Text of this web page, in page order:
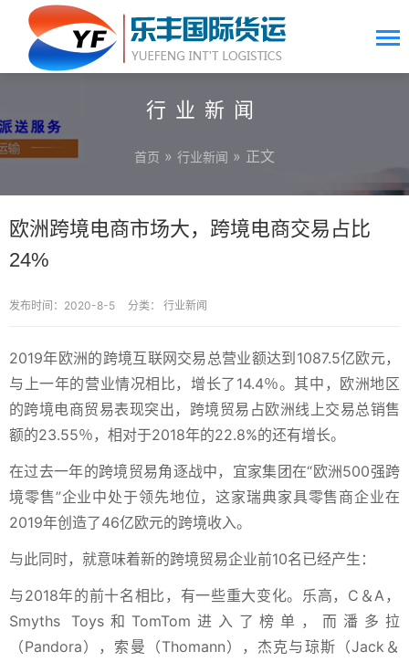
行业新闻
首页 » 行业新闻 » 正文
欧洲跨境电商市场大，跨境电商交易占比
24%
发布时间：2020-8-5 分类： 行业新闻
2019年欧洲的跨境互联网交易总营业额达到1087.5亿欧元，
与上一年的营业情况相比，增长了14.4％。其中，欧洲地区
的跨境电商贸易表现突出，跨境贸易占欧洲线上交易总销售
额的23.55％，相对于2018年的22.8%的还有增长。
在过去一年的跨境贸易角逐战中，宜家集团在“欧洲500强跨
境零售”企业中处于领先地位，这家瑞典家具零售商企业在
2019年创造了46亿欧元的跨境收入。
与此同时，就意味着新的跨境贸易企业前10名已经产生：
与2018年的前十名相比，有一些重大变化。乐高，C＆A，
Smyths Toys和TomTom进入了榜单，而潘多拉
（Pandora），索曼（Thomann），杰克与琼斯（Jack＆